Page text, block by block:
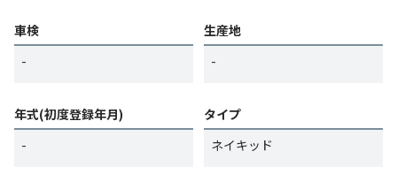
車検
-
生産地
-
年式(初度登録年月)
-
タイプ
ネイキッド